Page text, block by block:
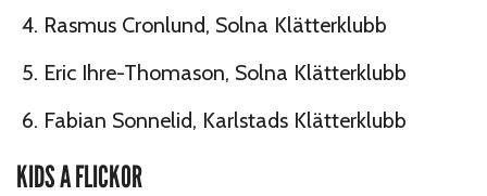
Rasmus Cronlund, Solna Klätterklubb
Eric Ihre-Thomason, Solna Klätterklubb
Fabian Sonnelid, Karlstads Klätterklubb
KIDS A FLICKOR